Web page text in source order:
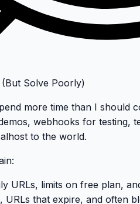
Solve Poorly)
more time than I should
webhooks for testing,
to the world.
URLs, limits on free plan,
URLs that expire, and often